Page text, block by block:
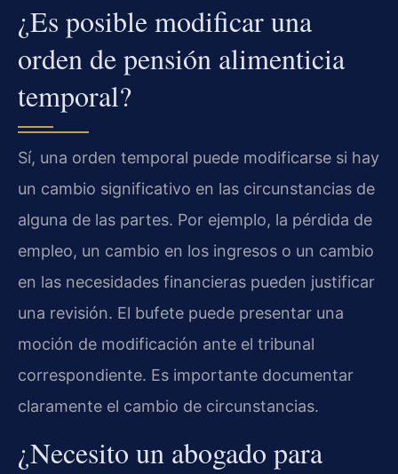
¿Es posible modificar una
orden de pensión alimenticia
temporal?
Sí, una orden temporal puede modificarse si hay
un cambio significativo en las circunstancias de
alguna de las partes. Por ejemplo, la pérdida de
empleo, un cambio en los ingresos o un cambio
en las necesidades financieras pueden justificar
una revisión. El bufete puede presentar una
moción de modificación ante el tribunal
correspondiente. Es importante documentar
claramente el cambio de circunstancias.
¿Necesito un abogado para